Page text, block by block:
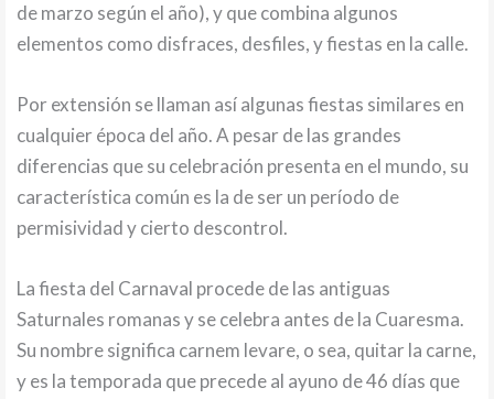
de marzo según el año), y que combina algunos
elementos como disfraces, desfiles, y fiestas en la calle.
Por extensión se llaman así algunas fiestas similares en
cualquier época del año. A pesar de las grandes
diferencias que su celebración presenta en el mundo, su
característica común es la de ser un período de
permisividad y cierto descontrol.
La fiesta del Carnaval procede de las antiguas
Saturnales romanas y se celebra antes de la Cuaresma.
Su nombre significa carnem levare, o sea, quitar la carne,
y es la temporada que precede al ayuno de 46 días que